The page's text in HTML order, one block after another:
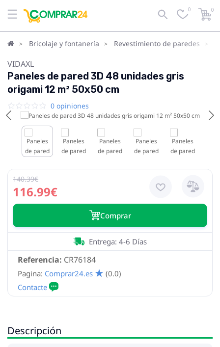
0 0
Bricolaje y fontanería Revestimiento de paredes
VIDAXL
Paneles de pared 3D 48 unidades gris
origami 12 m² 50x50 cm
0 opiniones
116.99€
140.39€
Сomprar
Referencia: CR76184
Entrega: 4-6 Días
Pagina: Comprar24.es (0.0)
Descripción